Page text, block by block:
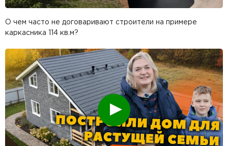
О чем часто не договаривают строители на примере
каркасника 114 кв.м?
Смотреть